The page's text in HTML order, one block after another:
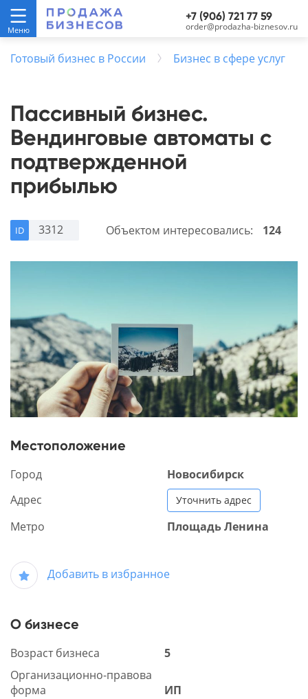
+7 (906) 721 77 59
order@prodazha-biznesov.ru
Готовый бизнес в России Бизнес в сфере услуг
Пассивный бизнес.
Вендинговые автоматы с
подтвержденной
прибылью
ID 3312 Объектом интересовались: 124
Местоположение
Город
Новосибирск
Адрес
Уточнить адрес
Метро Площадь Ленина
Добавить в избранное
О бизнесе
Возраст бизнеса
5
Организационно-правова
форма
ИП